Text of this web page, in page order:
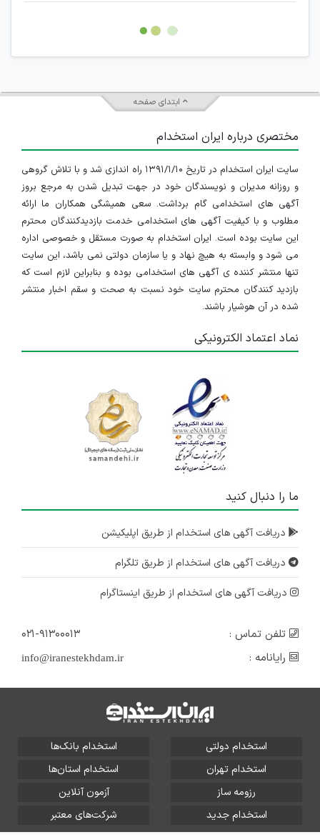
غیر مجاز می باشد.
امکان هماهنگی برای هرگونه ملاقات حضوری چه به صورت دسته
ابتدای صفحه
مختصری درباره ایران استخدام
سایت ایران استخدام در تاریخ ۱۳۹۱/۱/۱۰ راه اندازی شد و با تلاش گروهی
و روزانه مدیران و نویسندگان خود در جهت تبدیل شدن به مرجع بروز
آگهی های استخدامی گام برداشت. سعی همیشگی همکاران ما ارائه
مطلوب و با کیفیت آگهی های استخدامی خدمت بازدیدکنندگان محترم
این سایت بوده است. ایران استخدام به صورت مستقل و خصوصی اداره
می شود و وابسته به هیچ نهاد و یا سازمان دولتی نمی باشد، این سایت
تنها منتشر کننده ی آگهی های استخدامی بوده و بنابراین لازم است که
بازدید کنندگان محترم سایت خود نسبت به صحت و سقم اخبار منتشر
شده در آن هوشیار باشند.
نماد اعتماد الکترونیکی
ما را دنبال کنید
دریافت آگهی های استخدام از طریق اپلیکیشن
دریافت آگهی های استخدام از طریق تلگرام
دریافت آگهی های استخدام از طریق اینستاگرام
تلفن تماس :
۰۲۱-۹۱۳۰۰۰۱۳
رایانامه :
info@iranestekhdam.ir
استخدام دولتی
استخدام بانک‌ها
استخدام تهران
استخدام استان‌ها
رزومه ساز
آزمون آنلاین
استخدام جدید
شرکت‌های معتبر